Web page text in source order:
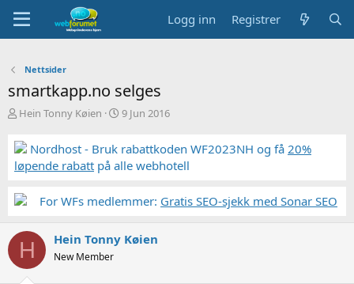
Logg inn Registrer
Nettsider
smartkapp.no selges
T
å
d
s
a
e
r
Hein Tonny Køien
S
r
t
a
9 Jun 2016
Nordhost - Bruk rabattkoden WF2023NH og få 20%
løpende rabatt på alle webhotell
For WFs medlemmer: Gratis SEO-sjekk med Sonar SEO
H Hein Tonny Køien
New Member